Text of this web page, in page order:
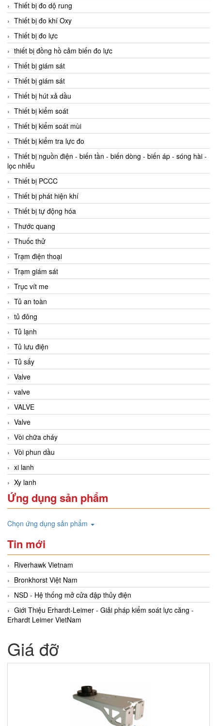
Thiết bị đo dộ rung
Thiết bị đo khí Oxy
Thiết bị đo lực
thiết bị đồng hồ cảm biến đo lực
Thiết bị giám sát
Thiết bị giám sát
Thiết bị hút xả dầu
Thiết bị kiểm soát
Thiết bị kiểm soát mùi
Thiết bị kiểm tra lực đo
Thiết bị nguồn điện - biến tần - biến dòng - biến áp - sóng hài -
lọc nhiễu
Thiết bị PCCC
Thiết bị phát hiện khí
Thiết bị tự động hóa
Thước quang
Thuốc thử
Trạm điện thoại
Trạm giám sát
Trục vít me
Tủ an toàn
tủ đông
Tủ lạnh
Tủ lưu điện
Tủ sấy
Valve
valve
VALVE
Valve
Vòi chữa cháy
Vòi phun dầu
xi lanh
Xy lanh
Ứng dụng sản phẩm
Chọn ứng dụng sản phẩm
Tin mới
Riverhawk Vietnam
Bronkhorst Việt Nam
NSD - Hệ thống mở cửa đập thủy điện
Giới Thiệu Erhardt-Leimer - Giải pháp kiểm soát lực căng -
Erhardt Leimer VietNam
Giá đỡ